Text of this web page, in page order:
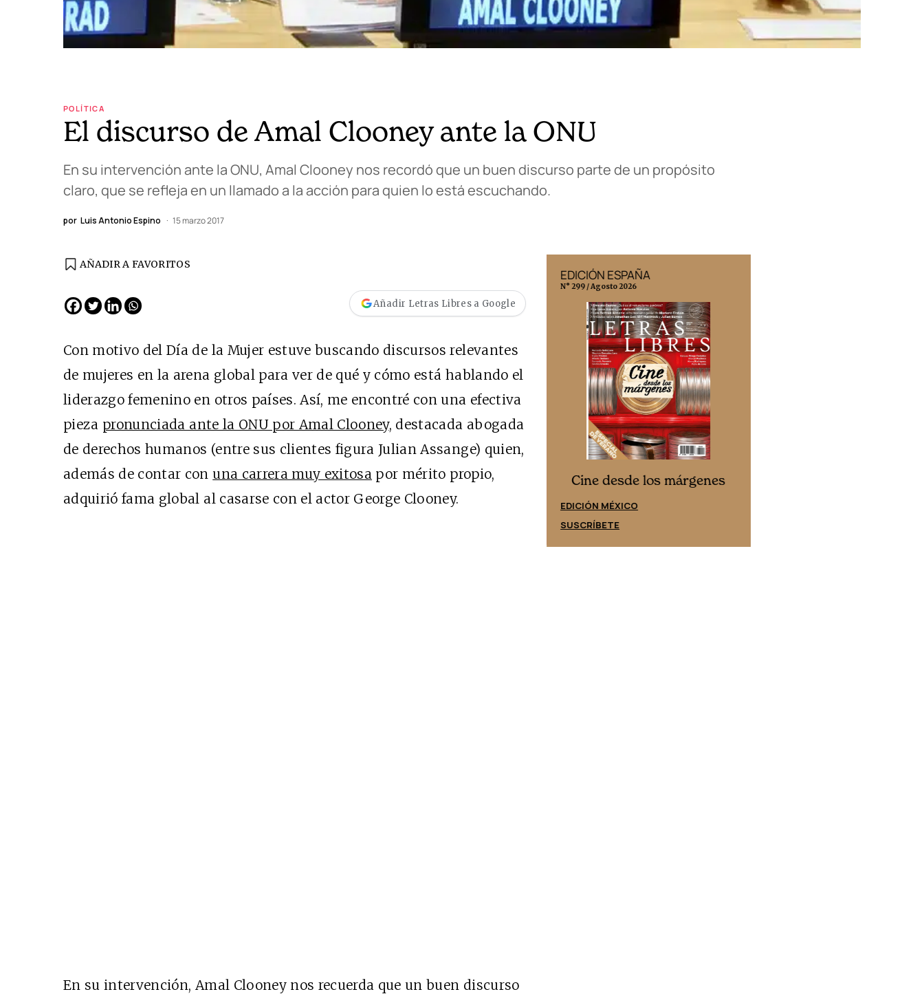
POLÍTICA
El discurso de Amal Clooney ante la ONU
En su intervención ante la ONU, Amal Clooney nos recordó que un buen discurso parte de un propósito
claro, que se refleja en un llamado a la acción para quien lo está escuchando.
por Luis Antonio Espino 15 marzo 2017
AÑADIR A FAVORITOS
Añadir Letras Libres a Google
Con motivo del Día de la Mujer estuve buscando discursos relevantes
de mujeres en la arena global para ver de qué y cómo está hablando el
liderazgo femenino en otros países. Así, me encontré con una efectiva
pieza pronunciada ante la ONU por Amal Clooney, destacada abogada
de derechos humanos (entre sus clientes figura Julian Assange) quien,
además de contar con una carrera muy exitosa por mérito propio,
adquirió fama global al casarse con el actor George Clooney.
En su intervención, Amal Clooney nos recuerda que un buen discurso
Cine desde los márgenes
EDICIÓN MÉXICO
Cine desde los márgenes
EDICIÓN ESPAÑA
EDICIÓN ESPAÑA
N° 299 / Agosto 2026
Cine desde los márgenes
EDICIÓN MÉXICO
SUSCRÍBETE